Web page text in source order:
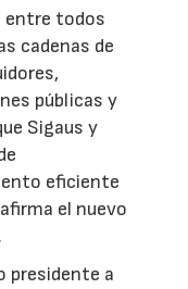
entre todos
cadenas de
públicas y
Sigaus y
eficiente
el nuevo
presidente a